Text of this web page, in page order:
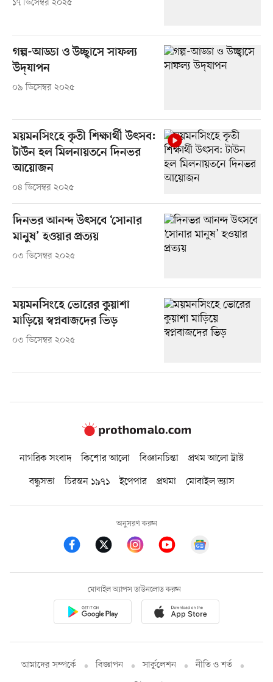
১৭ ডিসেম্বর ২০২৫
গল্প-আড্ডা ও উচ্ছ্বাসে সাফল্য
উদ্‌যাপন
০৯ ডিসেম্বর ২০২৫
ময়মনসিংহে কৃতী শিক্ষার্থী উৎসব:
টাউন হল মিলনায়তনে দিনভর
আয়োজন
০৪ ডিসেম্বর ২০২৫
দিনভর আনন্দ উৎসবে ‘সোনার
মানুষ’ হওয়ার প্রত্যয়
০৩ ডিসেম্বর ২০২৫
ময়মনসিংহে ভোরের কুয়াশা
মাড়িয়ে স্বপ্নবাজদের ভিড়
০৩ ডিসেম্বর ২০২৫
নাগরিক সংবাদ কিশোর আলো বিজ্ঞানচিন্তা
প্রথম আলো ট্রাস্ট
বন্ধুসভা
চিরন্তন ১৯৭১ ইপেপার প্রথমা মোবাইল ভ্যাস
অনুসরণ করুন
মোবাইল অ্যাপস ডাউনলোড করুন
আমাদের সম্পর্কে বিজ্ঞাপন সার্কুলেশন
নীতি ও শর্ত